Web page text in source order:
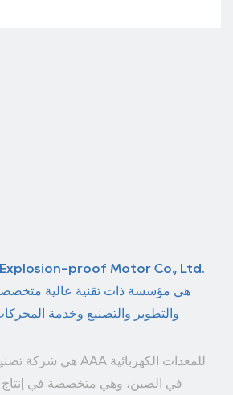
proof Motor Co., Ltd.
هي مؤسسة ذات تقنية عالية
والتطوير والتصنيع وخدمة